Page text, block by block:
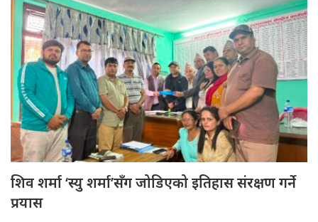
शिव शर्मा ‘स्यु शर्मा’सँग जोडिएको इतिहास संरक्षण गर्ने
प्रयास